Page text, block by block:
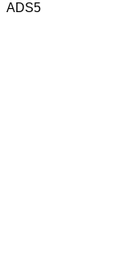
ADS5